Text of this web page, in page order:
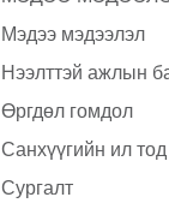
Мэдээ мэдээлэл
Нээлттэй ажлын
Өргдөл гомдол
Санхүүгийн ил
Сургалт